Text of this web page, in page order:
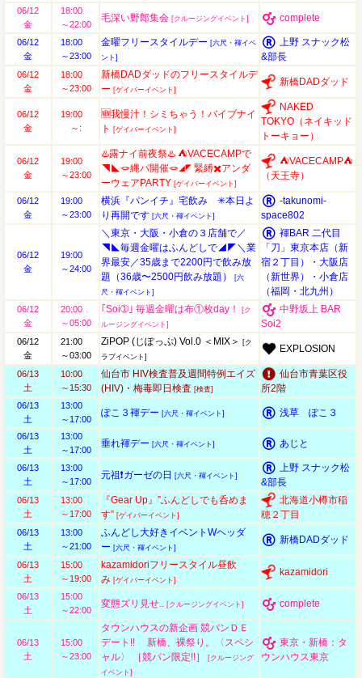
06/12
金
18:00
～22:00
毛深い野郎集会 [クルージングイベント] complete
06/12
金
18:00
～23:00
金曜フリースタイルデー [六尺・褌イベ
ント]
上野 スナック松
&部長
06/12
金
18:00
～23:00
新橋DADダッドのフリースタイルデ
ー [ゲイバーイベント]
新橋DADダッド
06/12
金
19:00
～:
🆕我慢汁！シミちゃう！バイブナイ
ト
[ゲイバーイベント]
NAKED
TOKYO（ネイキッド
トーキョー）
06/12
金
19:00
～23:00
♨️露ナイ前夜祭♨️ ⛺️VACECAMPで
◥◣🪢縄パ開催🪢◢◤ 緊縛✖️アンダ
ーウェアPARTY [ゲイバーイベント]
⛺️VACECAMP⛺️
（天王寺）
06/12
金
19:00
～23:00
横浜『パンイチ』宅飲み ✳︎本日よ
り再開です [六尺・褌イベント]
-takunomi-
space802
06/12
金
19:00
～24:00
＼東京・大阪・小倉の３店舗で／
◥◣毎週金曜はふんどしで◢◤＼業
界最安／35歳まで2200円で飲み放
題（36歳〜2500円飲み放題）
[六
尺・褌イベント]
褌BAR 二代目
「刀」東京本店（新
宿２丁目）・大阪店
（新世界）・小倉店
（福岡・北九州）
06/12
金
20:00
～05:00
｢Soi➀｣ 毎週金曜は布①枚day！
[ク
ルージングイベント]
中野坂上 BAR
Soi2
06/12
金
21:00
～03:00
ZiPOP (じぽっぷ) Vol.0 ＜MIX＞
[ク
ラブイベント]
EXPLOSION
06/13
土
10:00
～15:30
仙台市 HIV検査普及週間特例エイズ
(HIV)・梅毒即日検査 [検査]
仙台市青葉区役
所2階
06/13
土
13:00
～17:00
ぽこ３褌デー [六尺・褌イベント] 浅草 ぽこ３
06/13
土
13:00
～17:00
垂れ褌デー [六尺・褌イベント] あじと
06/13
土
13:00
～17:00
元祖❗ガーゼの日 [六尺・褌イベント]
上野 スナック松
&部長
06/13
土
13:00
～17:00
『Gear Up』”ふんどしでも呑めま
す” [ゲイバーイベント]
北海道小樽市稲
穂２丁目
06/13
土
13:00
～21:00
ふんどし大好きイベントWヘッダ
ー [六尺・褌イベント]
新橋DADダッド
06/13
土
15:00
～19:00
kazamidoriフリースタイル昼飲
み [ゲイバーイベント]
kazamidori
06/13
土
15:00
～22:00
変態ズリ見せ.. [クルージングイベント] complete
06/13
土
15:00
～23:00
タウンハウスの新企画 競パンＤＥ
デート!! 新橋、裸祭り。〈スペシ
ャル〉 ［競パン限定!!］
[クルージング
イベント]
東京・新橋：タ
ウンハウス東京